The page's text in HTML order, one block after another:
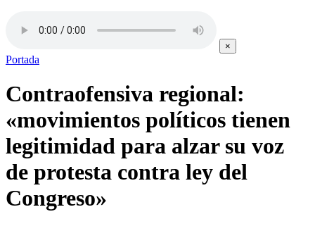
×
Portada
Contraofensiva regional:
«movimientos políticos tienen
legitimidad para alzar su voz
de protesta contra ley del
Congreso»